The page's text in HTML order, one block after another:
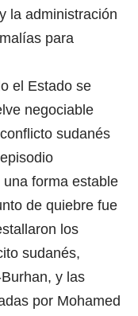
la administración
para
el Estado se
negociable
sudanés
forma estable
de quiebre fue
los
sudanés,
y las
por Mohamed